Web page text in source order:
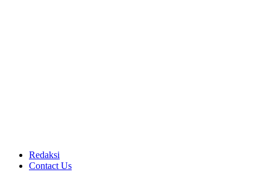
Redaksi
Contact Us